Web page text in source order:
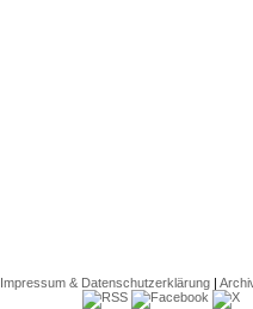
Impressum & Datenschutzerklärung|